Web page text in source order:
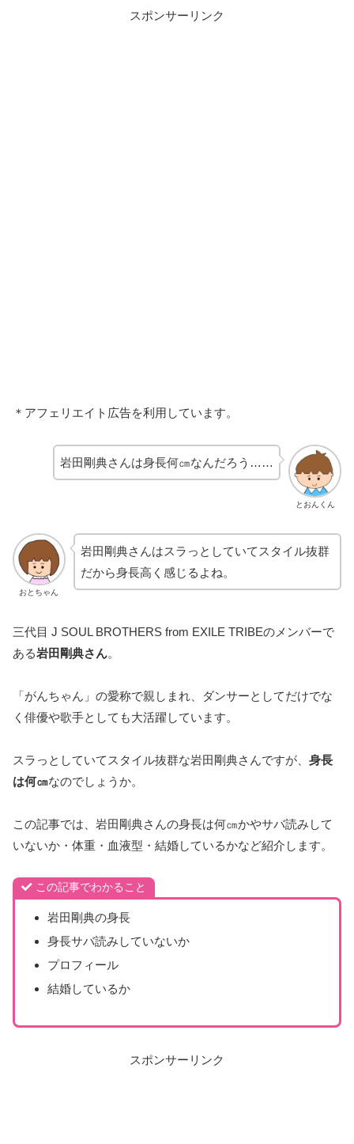
スポンサーリンク
＊アフェリエイト広告を利用しています。
とおんくん
岩田剛典さんは身長何㎝なんだろう……
おとちゃん
岩田剛典さんはスラっとしていてスタイル抜群
だから身長高く感じるよね。
三代目 J SOUL BROTHERS from EXILE TRIBEのメンバーで
ある岩田剛典さん。
「がんちゃん」の愛称で親しまれ、ダンサーとしてだけでな
く俳優や歌手としても大活躍しています。
スラっとしていてスタイル抜群な岩田剛典さんですが、 身長
は何㎝なのでしょうか。
この記事では、岩田剛典さんの身長は何㎝かやサバ読みして
いないか・体重・血液型・結婚しているかなど紹介します。
この記事でわかること
岩田剛典の身長
身長サバ読みしていないか
プロフィール
結婚しているか
スポンサーリンク